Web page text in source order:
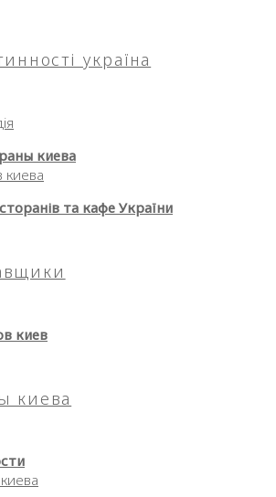
україна
киева
киева
та кафе України
киев
киева